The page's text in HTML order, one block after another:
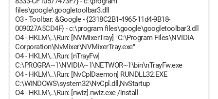
files\google\googletoolbar3.dll
O3 - Toolbar: &Google - {2318C2B1-4965-11d4-9B18-
009027A5CD4F} - c:\program files\google\googletoolbar3.dll
O4 - HKLM\..\Run: [NVMixerTray] "C:\Program Files\NVIDIA
Corporation\NvMixer\NVMixerTray.exe"
O4 - HKLM\..\Run: [nTrayFw]
C:\PROGRA~1\NVIDIA~1\NETWOR~1\bin\nTrayFw.exe
O4 - HKLM\..\Run: [NvCplDaemon] RUNDLL32.EXE
C:\WINDOWS\system32\NvCpl.dll,NvStartup
O4 - HKLM\..\Run: [nwiz] nwiz.exe /install